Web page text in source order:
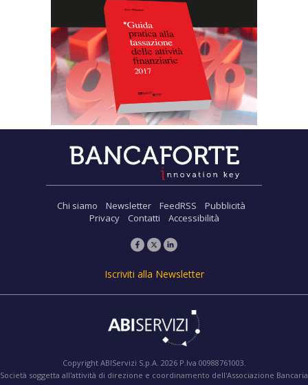
Chi siamo Newsletter FeedRSS
Pubblicità
Privacy
Contatti Accessibilità
Iscriviti alla Newsletter
Copyright ABIServizi S.p.A. 2026 P.Iva 00988761003.
Società soggetta all'attività di direzione e coordinamento dell'Associazione Bancaria